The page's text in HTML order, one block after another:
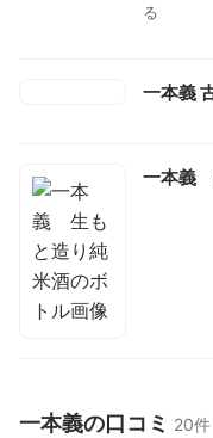
る
一本義
一本義
一本義の口コミ 20件